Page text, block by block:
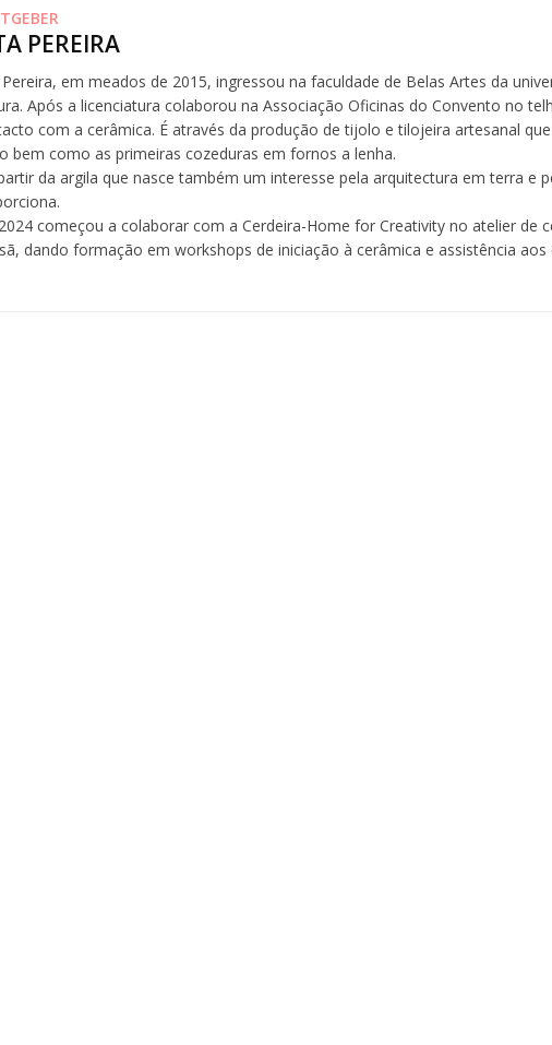
PEREIRA
Pereira, em meados de 2015, ingressou na faculdade de Belas Artes da
Após a licenciatura colaborou na Associação Oficinas do Convento no
com a cerâmica. É através da produção de tijolo e tilojeira artesanal
bem como as primeiras cozeduras em fornos a lenha.
da argila que nasce também um interesse pela arquitectura em terra e
começou a colaborar com a Cerdeira-Home for Creativity no atelier de
dando formação em workshops de iniciação à cerâmica e assistência aos